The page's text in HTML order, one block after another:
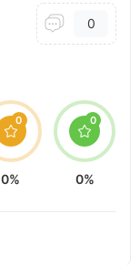
0
0
0%
0
0%